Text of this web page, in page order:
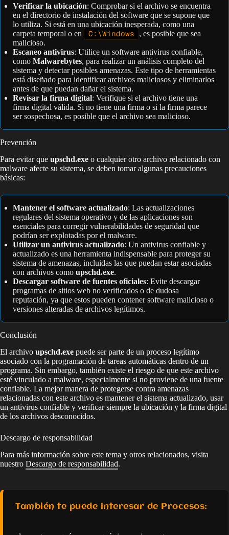
Verificar la ubicación: Comprobar si el archivo se encuentra
en el directorio de instalación del software que se supone que
lo utiliza. Si está en una ubicación inesperada, como una
carpeta temporal o en
C:\Windows
, es posible que sea
malicioso.
Escaneo antivirus: Utilice un software antivirus confiable,
como Malwarebytes, para realizar un análisis completo del
sistema y detectar posibles amenazas. Este tipo de herramientas
está diseñado para identificar archivos maliciosos y eliminarlos
antes de que puedan dañar el sistema.
Revisar la firma digital: Verifique si el archivo tiene una
firma digital válida. Si no tiene una firma o si la firma parece
ser sospechosa, es posible que el archivo sea malicioso.
Prevención
Para evitar que upschd.exe o cualquier otro archivo relacionado con
malware afecte su sistema, se deben tomar algunas precauciones
básicas:
Mantener el software actualizado: Las actualizaciones
regulares del sistema operativo y de las aplicaciones son
esenciales para corregir vulnerabilidades de seguridad que
podrían ser explotadas por el malware.
Utilizar un antivirus actualizado: Un antivirus confiable y
actualizado es una herramienta indispensable para proteger su
sistema de amenazas, incluidas las que puedan estar asociadas
con archivos como upschd.exe.
Descargar software de fuentes oficiales: Evite descargar
programas de sitios web no verificados o de dudosa
reputación, ya que estos pueden contener software malicioso o
versiones alteradas de archivos legítimos.
Conclusión
El archivo upschd.exe puede ser parte de un proceso legítimo
asociado con la programación de tareas automáticas dentro de un
programa. Sin embargo, también existe el riesgo de que este archivo
esté vinculado a malware, especialmente si no proviene de una fuente
confiable. La mejor manera de protegerse contra amenazas
relacionadas con este archivo es mantener el sistema actualizado, usar
un antivirus confiable y verificar siempre la ubicación y la firma digital
de los archivos desconocidos.
Descargo de responsabilidad
Para más información sobre este tema y otros relacionados, visita
nuestro Descargo de responsabilidad.
También te puede interesar de Procesos: